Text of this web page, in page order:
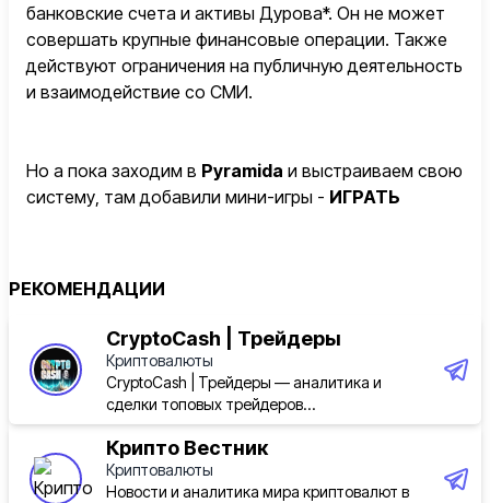
банковские счета и активы Дурова*. Он не может
совершать крупные финансовые операции. Также
действуют ограничения на публичную деятельность
и взаимодействие со СМИ.
Но а пока заходим в Pyramida и выстраиваем свою
систему, там добавили мини-игры - ИГРАТЬ
INTERLUDE // INTERLUDE TRADE
РЕКОМЕНДАЦИИ
CryptoCash | Трейдеры
Криптовалюты
CryptoCash | Трейдеры — аналитика и
сделки топовых трейдеров...
Крипто Вестник
Криптовалюты
Новости и аналитика мира криптовалют в